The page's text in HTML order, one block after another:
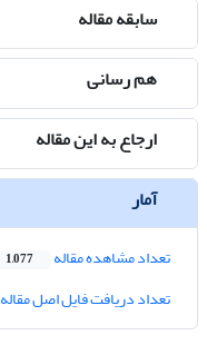
سابقه مقاله
هم رسانی
ارجاع به این مقاله
آمار
تعداد مشاهده مقاله 1,077
تعداد دریافت فایل اصل مقاله